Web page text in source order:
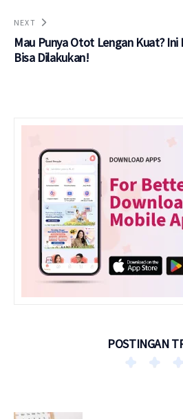
NEXT
Mau Punya Otot Lengan Kuat?
Bisa Dilakukan!
POSTINGAN